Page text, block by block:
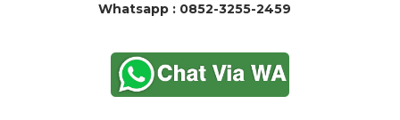
Whatsapp : 0852-3255-2459